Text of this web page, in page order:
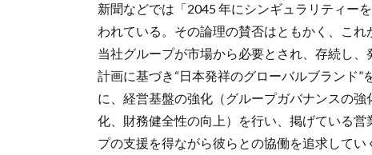
新聞などでは「2045 年にシンギュラリティー
われている。その論理の賛否はともかく、こ
当社グループが市場から必要とされ、存続し
計画に基づき“日本発祥のグローバルブランド”
に、経営基盤の強化（グループガバナンスの
化、財務健全性の向上）を行い、掲げている
プの支援を得ながら彼らとの協働を追求してい